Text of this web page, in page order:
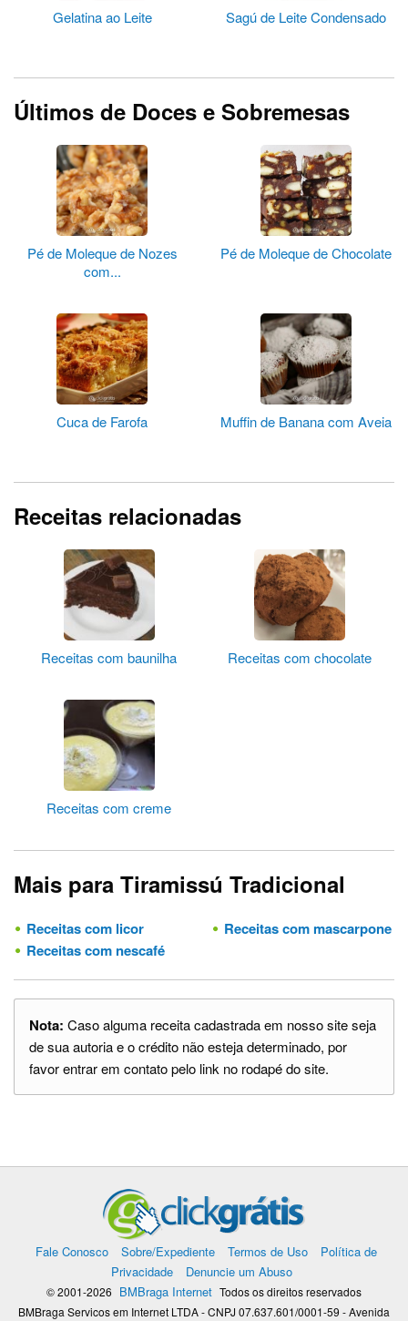
Gelatina ao Leite Sagú de Leite Condensado
Últimos de Doces e Sobremesas
Pé de Moleque de Nozes
com...
Pé de Moleque de Chocolate
Cuca de Farofa Muffin de Banana com Aveia
Receitas relacionadas
Receitas com baunilha Receitas com chocolate
Receitas com creme
Mais para Tiramissú Tradicional
Receitas com licor
Receitas com mascarpone
Receitas com nescafé
Nota: Caso alguma receita cadastrada em nosso site seja
de sua autoria e o crédito não esteja determinado, por
favor entrar em contato pelo link no rodapé do site.
Fale Conosco Sobre/Expediente Termos de Uso
Política de
Privacidade
Denuncie um Abuso
© 2001-2026 BMBraga Internet Todos os direitos reservados
BMBraga Servicos em Internet LTDA - CNPJ 07.637.601/0001-59 - Avenida